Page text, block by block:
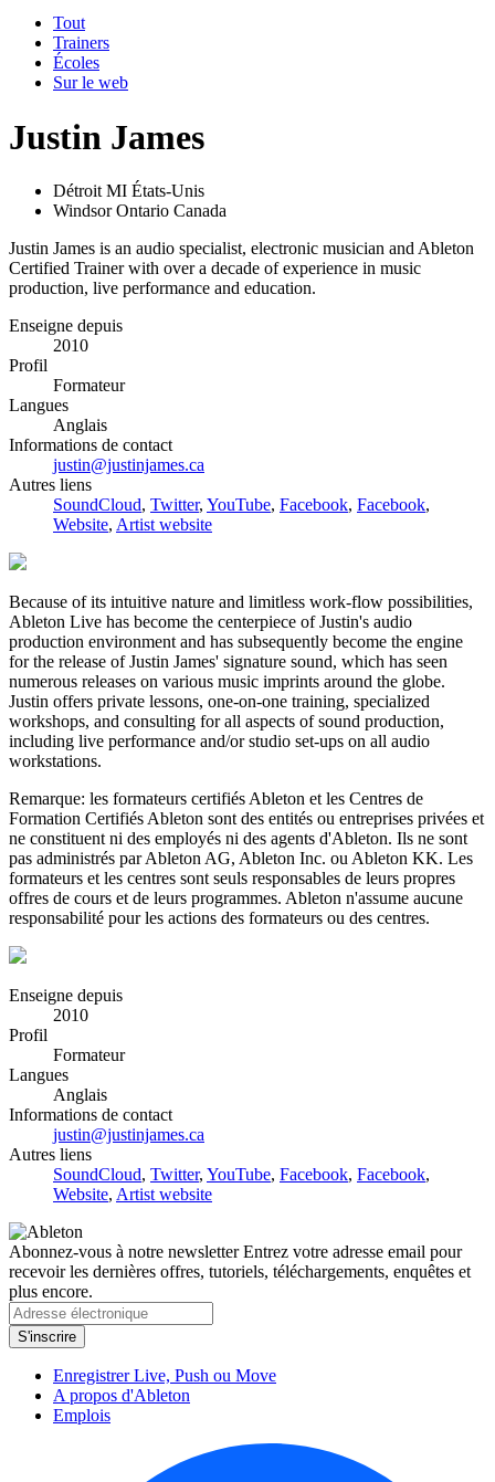
Tout
Trainers
Écoles
Sur le web
Justin James
Détroit MI États-Unis
Windsor Ontario Canada
Justin James is an audio specialist, electronic musician and Ableton
Certified Trainer with over a decade of experience in music
production, live performance and education.
Enseigne depuis
2010
Profil
Formateur
Langues
Anglais
Informations de contact
justin@justinjames.ca
Autres liens
SoundCloud, Twitter, YouTube, Facebook, Facebook,
Website, Artist website
Because of its intuitive nature and limitless work-flow possibilities,
Ableton Live has become the centerpiece of Justin's audio
production environment and has subsequently become the engine
for the release of Justin James' signature sound, which has seen
numerous releases on various music imprints around the globe.
Justin offers private lessons, one-on-one training, specialized
workshops, and consulting for all aspects of sound production,
including live performance and/or studio set-ups on all audio
workstations.
Remarque: les formateurs certifiés Ableton et les Centres de
Formation Certifiés Ableton sont des entités ou entreprises privées et
ne constituent ni des employés ni des agents d'Ableton. Ils ne sont
pas administrés par Ableton AG, Ableton Inc. ou Ableton KK. Les
formateurs et les centres sont seuls responsables de leurs propres
offres de cours et de leurs programmes. Ableton n'assume aucune
responsabilité pour les actions des formateurs ou des centres.
Enseigne depuis
2010
Profil
Formateur
Langues
Anglais
Informations de contact
justin@justinjames.ca
Autres liens
SoundCloud, Twitter, YouTube, Facebook, Facebook,
Website, Artist website
Abonnez-vous à notre newsletterEntrez votre adresse email pour
recevoir les dernières offres, tutoriels, téléchargements, enquêtes et
plus encore.
Enregistrer Live, Push ou Move
A propos d'Ableton
Emplois